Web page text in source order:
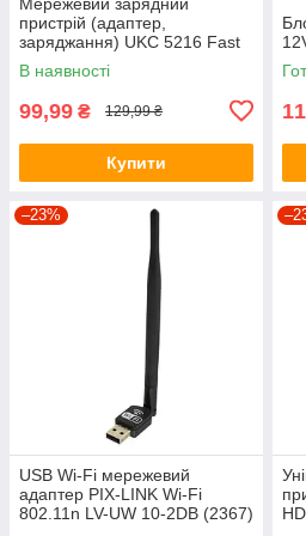
пристрій (адаптер,
заряджання) UKC 5216 Fast
Charge QC 3.0 AR 60 (4311)
В наявності
99,99 ₴ 129,99 ₴
Купити
–23%
USB Wi-Fi мережевий
адаптер PIX-LINK Wi-Fi
802.11n LV-UW 10-2DB (2367)